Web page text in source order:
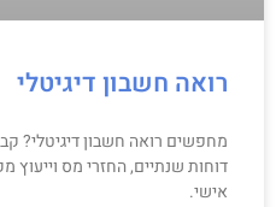
רואה חשבון דיגיטלי
מחפשים רואה חשבון דיגיטלי?
דוחות שנתיים, החזרי מס וייעוץ
אישי.